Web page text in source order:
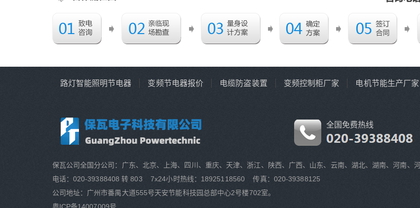
路灯智能照明节电器 变频节电器报价 电缆防盗装置 变频控制柜厂家 电机节能生产厂家
全国免费热线
保瓦公司全国分公司：广东、北京、上海、四川、重庆、天津、浙江、陕西、广西、山东、云南、湖北、湖南、河南、
电话：020-39388408 转 803 7x24小时热线：18925118560 传真：020-39388125
公司地址：广州市番禺大道555号天安节能科技园总部中心2号楼702室。